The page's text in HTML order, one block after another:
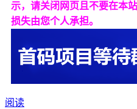
示，请关闭网页且不要在本
损失由您个人承担。
阅读